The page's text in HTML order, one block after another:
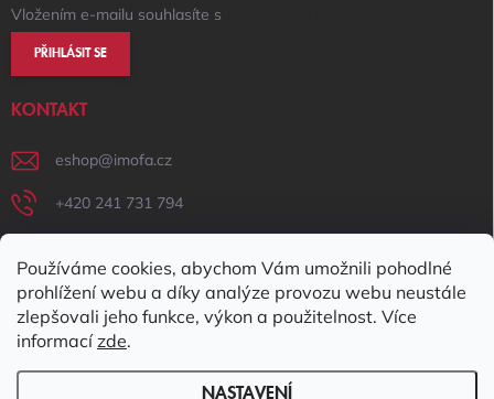
Používáme cookies, abychom Vám umožnili pohodlné
prohlížení webu a díky analýze provozu webu neustále
zlepšovali jeho funkce, výkon a použitelnost. Více
informacízde.
NASTAVENÍ
Vložením e-mailu souhlasíte s
PŘIHLÁSIT SE
KONTAKT
eshop@imofa.cz
+420 241 731 794
IMOFA Facebook
imofa_s.r.o